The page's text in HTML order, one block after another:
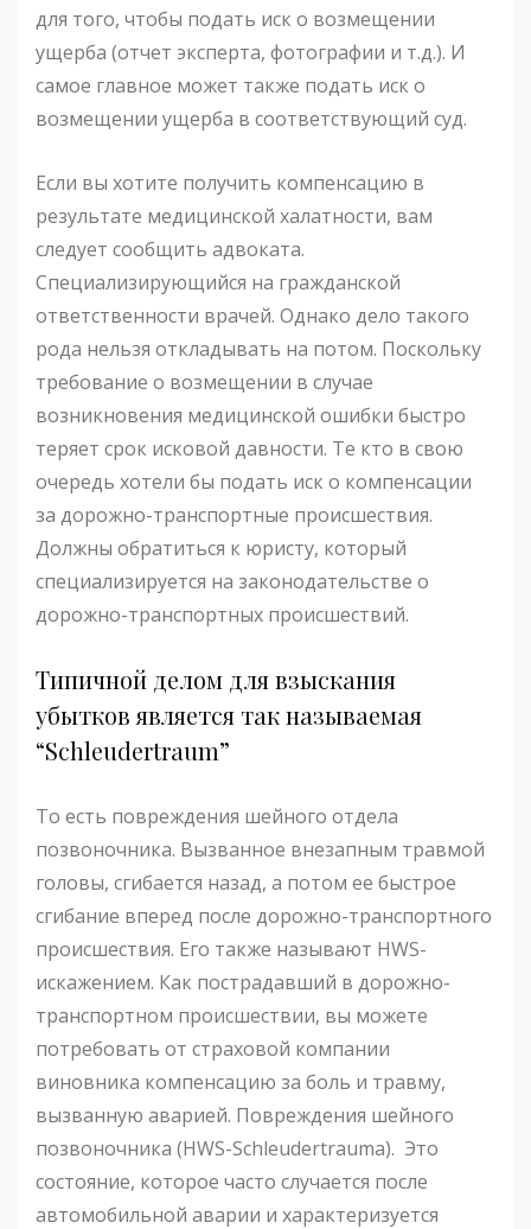
для того, чтобы подать иск о возмещении
ущерба (отчет эксперта, фотографии и т.д.). И
самое главное может также подать иск о
возмещении ущерба в соответствующий суд.
Если вы хотите получить компенсацию в
результате медицинской халатности, вам
следует сообщить адвоката.
Специализирующийся на гражданской
ответственности врачей. Однако дело такого
рода нельзя откладывать на потом. Поскольку
требование о возмещении в случае
возникновения медицинской ошибки быстро
теряет срок исковой давности. Те кто в свою
очередь хотели бы подать иск о компенсации
за дорожно-транспортные происшествия.
Должны обратиться к юристу, который
специализируется на законодательстве о
дорожно-транспортных происшествий.
Типичной делом для взыскания
убытков является так называемая
“Schleudertraum”
То есть повреждения шейного отдела
позвоночника. Вызванное внезапным травмой
головы, сгибается назад, а потом ее быстрое
сгибание вперед после дорожно-транспортного
происшествия. Его также называют HWS-
искажением. Как пострадавший в дорожно-
транспортном происшествии, вы можете
потребовать от страховой компании
виновника компенсацию за боль и травму,
вызванную аварией. Повреждения шейного
позвоночника (HWS-Schleudertrauma). Это
состояние, которое часто случается после
автомобильной аварии и характеризуется